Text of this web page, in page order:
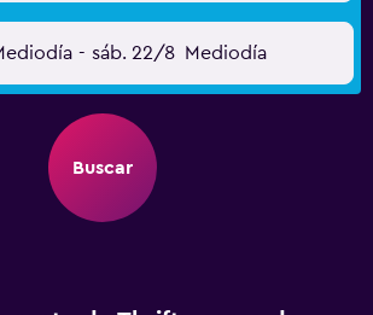
- sáb. 22/8 Mediodía
Buscar